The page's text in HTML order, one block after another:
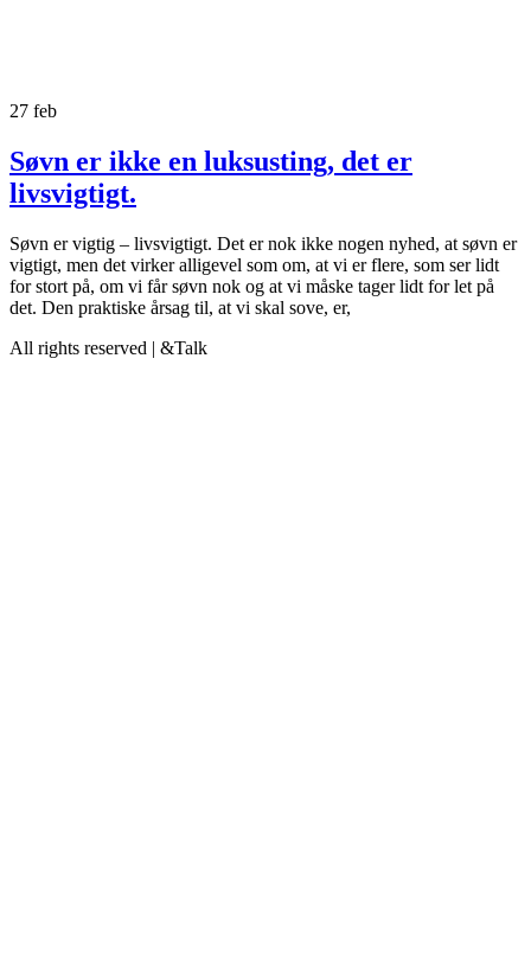
27 feb
Søvn er ikke en luksusting, det er
livsvigtigt.
Søvn er vigtig – livsvigtigt. Det er nok ikke nogen nyhed, at søvn er
vigtigt, men det virker alligevel som om, at vi er flere, som ser lidt
for stort på, om vi får søvn nok og at vi måske tager lidt for let på
det. Den praktiske årsag til, at vi skal sove, er,
All rights reserved | &Talk